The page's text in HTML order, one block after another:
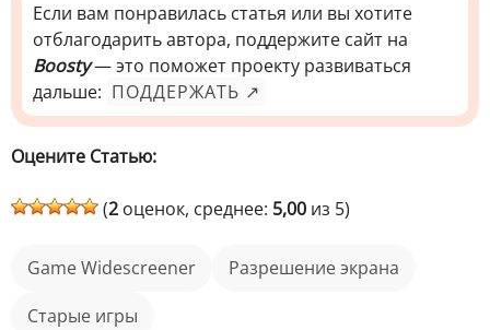
Если вам понравилась статья или вы хотите
отблагодарить автора, поддержите сайт на
Boosty— это поможет проекту развиваться
дальше: ПОДДЕРЖАТЬ ↗
Оцените Статью:
(2 оценок, среднее: 5,00 из 5)
Game Widescreener
Разрешение экрана
старые игры